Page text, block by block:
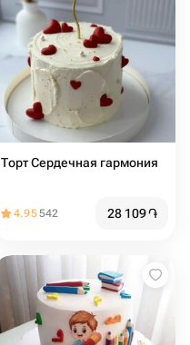
Торт Сердечная гармония
4.95542 28 109֏